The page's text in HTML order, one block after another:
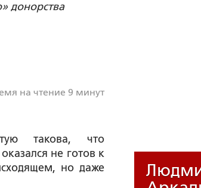
донорства
на чтение 9 минут
такова, что
не готов к
но даже